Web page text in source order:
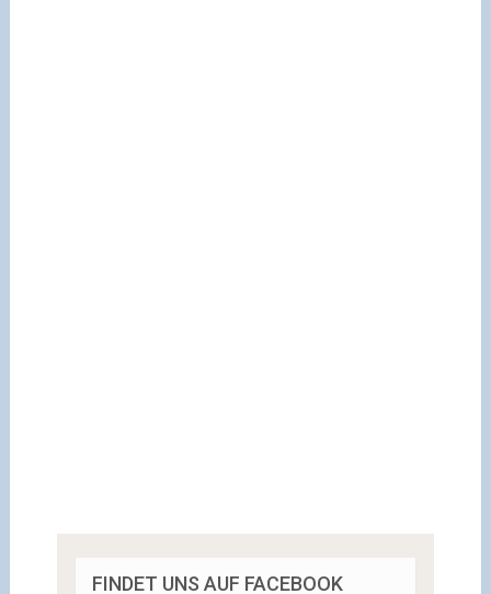
FINDET UNS AUF FACEBOOK